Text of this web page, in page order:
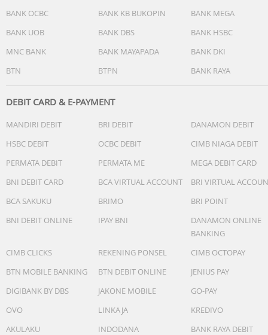
BANK OCBC
BANK KB BUKOPIN
BANK MEGA
BANK UOB
BANK DBS
BANK HSBC
MNC BANK
BANK MAYAPADA
BANK DKI
BTN
BTPN BANK RAYA
DEBIT CARD & E-PAYMENT
MANDIRI DEBIT BRI DEBIT
DANAMON DEBIT
HSBC DEBIT
OCBC DEBIT
CIMB NIAGA DEBIT
PERMATA DEBIT
PERMATA ME
MEGA DEBIT CARD
BNI DEBIT CARD
BCA VIRTUAL ACCOUNT
BRI VIRTUAL
BCA SAKUKU
BRIMO
BRI POINT
BNI DEBIT ONLINE
IPAY BNI
DANAMON ONLINE
BANKING
CIMB CLICKS
REKENING PONSEL
CIMB OCTOPAY
BTN MOBILE BANKING
BTN DEBIT ONLINE
JENIUS PAY
DIGIBANK BY DBS
JAKONE MOBILE
GO-PAY
OVO
LINKAJA
KREDIVO
AKULAKU
INDODANA BANK RAYA DEBIT